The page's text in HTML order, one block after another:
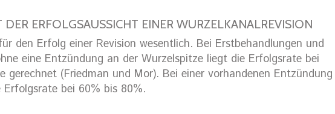
ERFOLGSAUSSICHT EINER WURZELKANALREVISION
den Erfolg einer Revision wesentlich. Bei Erstbehandlungen und
eine Entzündung an der Wurzelspitze liegt die Erfolgsrate bei
gerechnet (Friedman und Mor). Bei einer vorhandenen Entzündung
bei 60% bis 80%.